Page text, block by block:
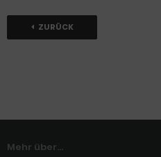
ZURÜCK
Mehr über...